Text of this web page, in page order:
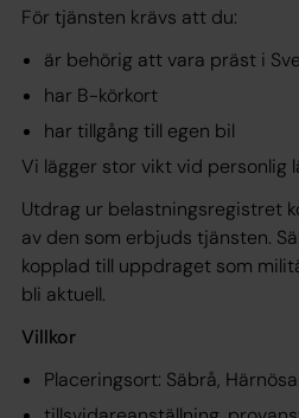
För tjänsten krävs att du:
är behörig att vara präst i
har B-körkort
har tillgång till egen bil
Vi lägger stor vikt vid personlig
Utdrag ur belastningsregistret
av den som erbjuds tjänsten.
kopplad till uppdraget som
bli aktuell.
Villkor
Placeringsort: Säbrå,